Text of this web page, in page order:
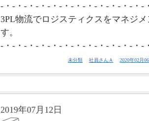
-・-・-・-・-・-・-・-・-・-・-・-・-
3PL物流でロジスティクスをマネジ
す。
-・-・-・-・-・-・-・-・-・-・-・-・-
未分類 社員さんＡ 2020年02月
2019年07月12日